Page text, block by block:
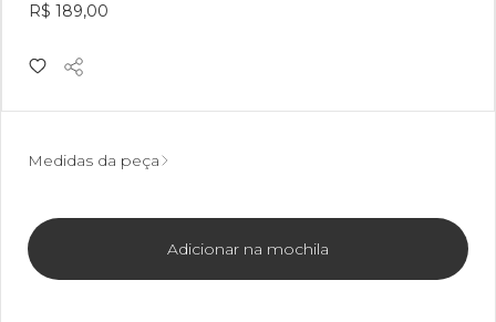
R$ 189,00
Medidas da peça
Adicionar na mochila